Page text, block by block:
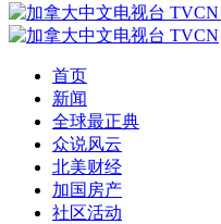
首页
新闻
全球最正典
众说风云
北美财经
加国房产
社区活动